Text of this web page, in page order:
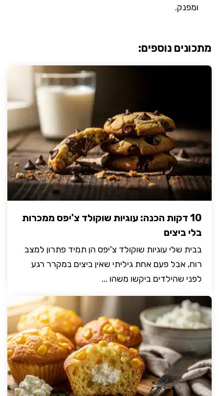
ומפנק.
מתכונים נוספים:
10 דקות הכנה: עוגיות שוקולד צ'יפס ממכרות
בלי ביצים
בבית שלי עוגיות שוקולד צ'יפס הן תמיד פתרון למצב
רוח, אבל פעם אחת גיליתי שאין ביצים במקרר רגע
לפני שהילדים ביקשו משהו ...